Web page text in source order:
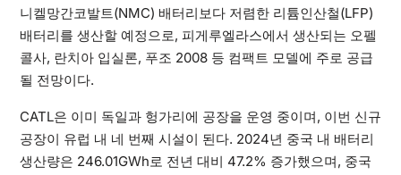
니켈망간코발트(NMC) 배터리보다 저렴한 리튬인산철(LFP)
배터리를 생산할 예정으로, 피게루엘라스에서 생산되는 오펠
콜사, 란치아 입실론, 푸조 2008 등 컴팩트 모델에 주로 공급
될 전망이다.
CATL은 이미 독일과 헝가리에 공장을 운영 중이며, 이번 신규
공장이 유럽 내 네 번째 시설이 된다. 2024년 중국 내 배터리
생산량은 246.01GWh로 전년 대비 47.2% 증가했으며, 중국